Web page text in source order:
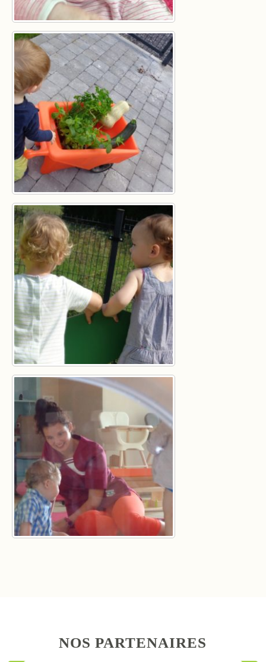
NOS PARTENAIRES